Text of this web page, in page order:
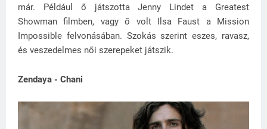
már. Például ő játszotta Jenny Lindet a Greatest
Showman filmben, vagy ő volt Ilsa Faust a Mission
Impossible felvonásában. Szokás szerint eszes, ravasz,
és veszedelmes női szerepeket játszik.
Zendaya - Chani